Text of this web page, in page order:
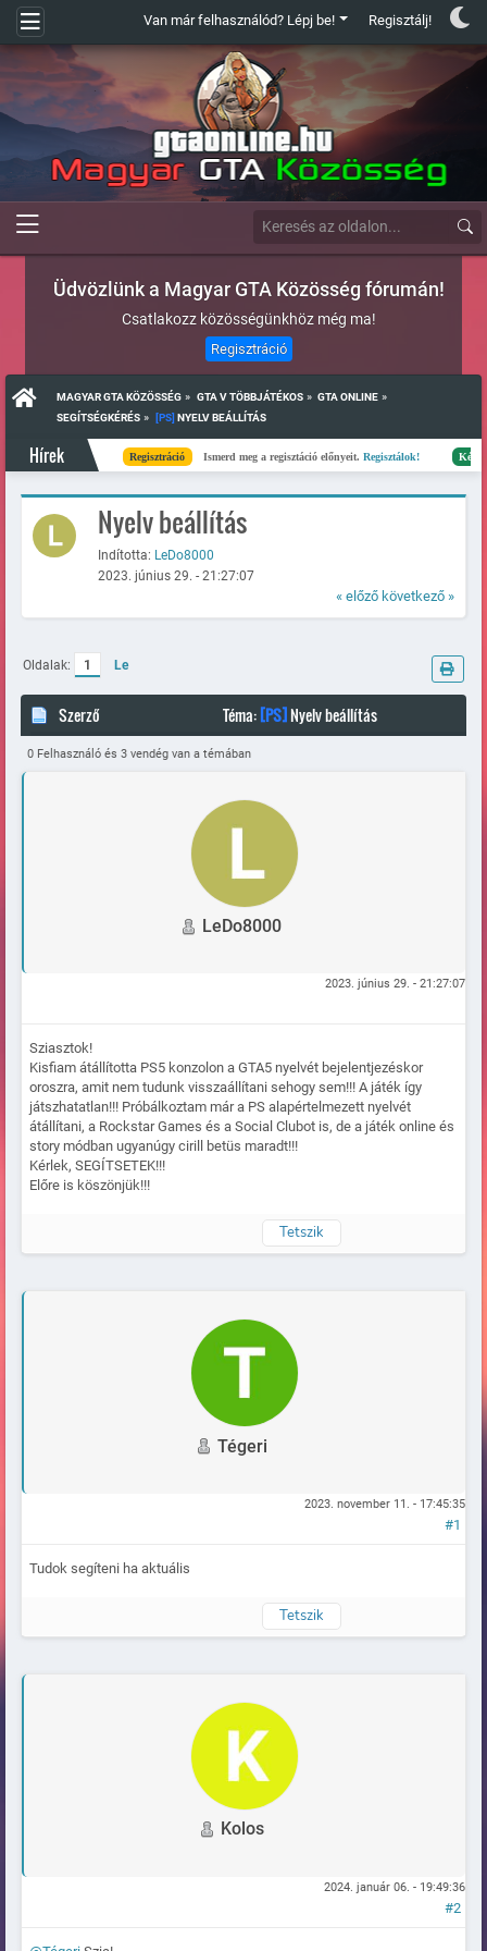
Van már felhasználód? Lépj be! Regisztálj!
Üdvözlünk a Magyar GTA Közösség fórumán!
Csatlakozz közösségünkhöz még ma!
Regisztráció
MAGYAR GTA KÖZÖSSÉG » GTA V TÖBBJÁTÉKOS » GTA ONLINE »
SEGÍTSÉGKÉRÉS » [PS] NYELV BEÁLLÍTÁS
Hírek Regisztráció Ismerd meg a regisztáció előnyeit.Regisztálok!
Nyelv beállítás
Indította: LeDo8000
2023. június 29. - 21:27:07
« előző következő »
Oldalak: 1 Le
Szerző Téma:[PS]Nyelv beállítás
(Megtekintve 139852 alkalommal)
0 Felhasználó és 3 vendég van a témában
LeDo8000
2023. június 29. - 21:27:07
Sziasztok!
Kisfiam átállította PS5 konzolon a GTA5 nyelvét bejelentjezéskor
oroszra, amit nem tudunk visszaállítani sehogy sem!!! A játék így
játszhatatlan!!! Próbálkoztam már a PS alapértelmezett nyelvét
átállítani, a Rockstar Games és a Social Clubot is, de a játék online és
story módban ugyanúgy cirill betüs maradt!!!
Kérlek, SEGÍTSETEK!!!
Előre is köszönjük!!!
Tetszik
Tégeri
2023. november 11. - 17:45:35
#1
Tudok segíteni ha aktuális
Tetszik
Kolos
2024. január 06. - 19:49:36
#2